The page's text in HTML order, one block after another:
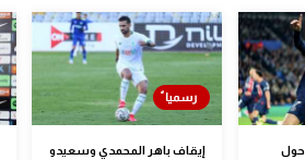
حول
إيقاف باهر المحمدي وسعيدو